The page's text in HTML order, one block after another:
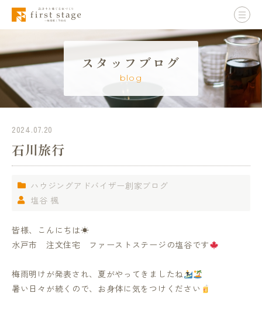
スタッフブログ
blog
2024.07.20
石川旅行
ハウジングアドバイザー創家ブログ
塩谷 楓
皆様、こんにちは☀
水戸市 注文住宅 ファーストステージの塩谷です
梅雨明けが発表され、夏がやってきましたね
暑い日々が続くので、お身体に気をつけください